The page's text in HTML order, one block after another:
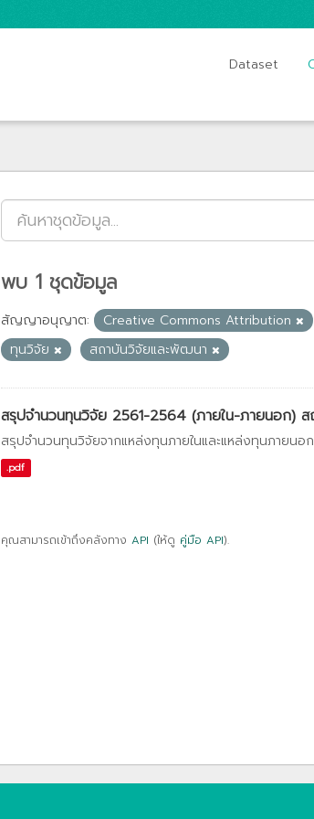
Dataset
พบ 1 ชุดข้อมูล
สัญญาอนุญาต: Creative Commons Attribution
ทุนวิจัย
สถาบันวิจัยและพัฒนา
สรุปจำนวนทุนวิจัย 2561-2564 (ภายใน-ภายนอก)
สรุปจำนวนทุนวิจัยจากแหล่งทุนภายในและแหล่งทุนภายนอ
.pdf
คุณสามารถเข้าถึงคลังทาง API (ให้ดู คู่มือ API).